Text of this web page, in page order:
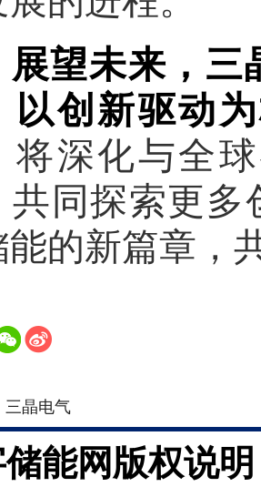
展望未来，三
以创新驱动
将深化与全
共同探索更多
能的新篇章，
三晶电气
能网版权说